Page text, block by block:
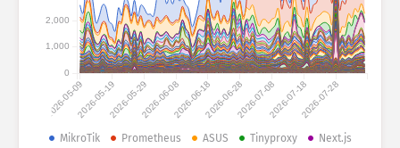
Gruppera efter
Stacking
Staplat Överlappar
Uppdatera resultat automatiskt
Uppdatera Återställ
2026-05-092026-05-192026-05-292026-06-082026-06-182026-06-282026-07-082026-07-182026-07-28
0
1,000
2,000
MikroTik Prometheus ASUS Tinyproxy
Next.js